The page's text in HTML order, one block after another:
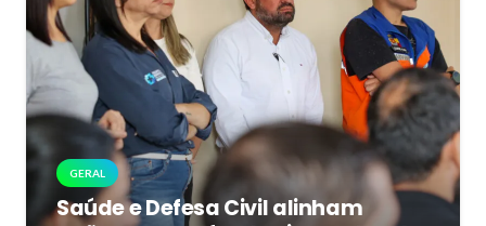
GERAL
Saúde e Defesa Civil alinham